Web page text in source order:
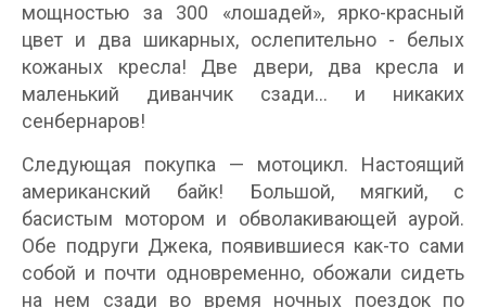
мощностью за 300 «лошадей», ярко-красный
цвет и два шикарных, ослепительно - белых
кожаных кресла! Две двери, два кресла и
маленький диванчик сзади... и никаких
сенбернаров!
Следующая покупка — мотоцикл. Настоящий
американский байк! Большой, мягкий, с
басистым мотором и обволакивающей аурой.
Обе подруги Джека, появившиеся как-то сами
собой и почти одновременно, обожали сидеть
на нем сзади во время ночных поездок по